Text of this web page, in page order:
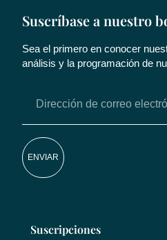
Suscríbase a nuestro
Sea el primero en conocer
análisis y la programación de
ENVIAR
Suscripciones